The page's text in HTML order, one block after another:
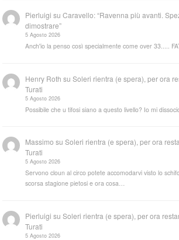
Pierluigi suCaravello: “Ravenna più avanti.
dimostrare”
5 Agosto 2026
Anch'io la penso così specialmente come over 33.....
Henry Roth suSoleri rientra (e spera), per ora
Turati
5 Agosto 2026
Possibile che u tifosi siano a questo livello? Io mi
Massimo suSoleri rientra (e spera), per ora
Turati
5 Agosto 2026
Servono cloun al circo potete accomodarvi visto lo
scorsa stagione pietosi e ora cosa…
Pierluigi suSoleri rientra (e spera), per ora
Turati
5 Agosto 2026